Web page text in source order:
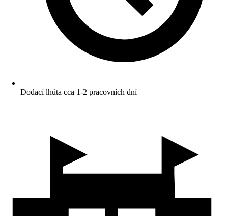
Dodací lhůta cca 1-2 pracovních dní